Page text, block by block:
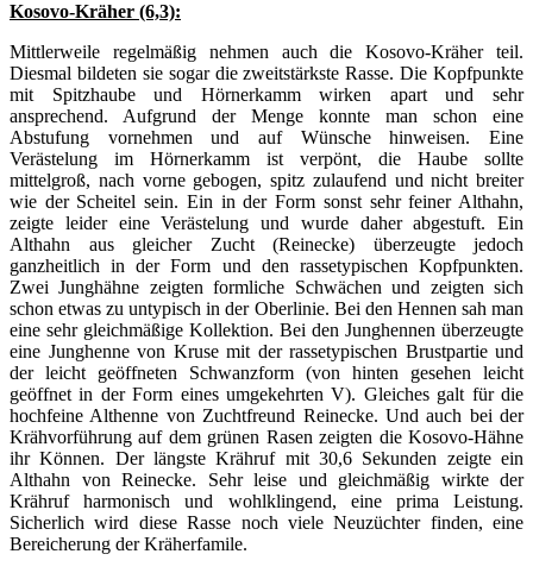
Kosovo-Kräher (6,3):
Mittlerweile regelmäßig nehmen auch die Kosovo-Kräher teil.
Diesmal bildeten sie sogar die zweitstärkste Rasse. Die Kopfpunkte
mit Spitzhaube und Hörnerkamm wirken apart und sehr
ansprechend. Aufgrund der Menge konnte man schon eine
Abstufung vornehmen und auf Wünsche hinweisen. Eine
Verästelung im Hörnerkamm ist verpönt, die Haube sollte
mittelgroß, nach vorne gebogen, spitz zulaufend und nicht breiter
wie der Scheitel sein. Ein in der Form sonst sehr feiner Althahn,
zeigte leider eine Verästelung und wurde daher abgestuft. Ein
Althahn aus gleicher Zucht (Reinecke) überzeugte jedoch
ganzheitlich in der Form und den rassetypischen Kopfpunkten.
Zwei Junghähne zeigten formliche Schwächen und zeigten sich
schon etwas zu untypisch in der Oberlinie. Bei den Hennen sah man
eine sehr gleichmäßige Kollektion. Bei den Junghennen überzeugte
eine Junghenne von Kruse mit der rassetypischen Brustpartie und
der leicht geöffneten Schwanzform (von hinten gesehen leicht
geöffnet in der Form eines umgekehrten V). Gleiches galt für die
hochfeine Althenne von Zuchtfreund Reinecke. Und auch bei der
Krähvorführung auf dem grünen Rasen zeigten die Kosovo-Hähne
ihr Können. Der längste Krähruf mit 30,6 Sekunden zeigte ein
Althahn von Reinecke. Sehr leise und gleichmäßig wirkte der
Krähruf harmonisch und wohlklingend, eine prima Leistung.
Sicherlich wird diese Rasse noch viele Neuzüchter finden, eine
Bereicherung der Kräherfamile.